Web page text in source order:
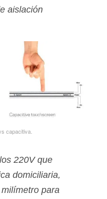
aislación
capacitiva.
220V que
domiciliaria,
para